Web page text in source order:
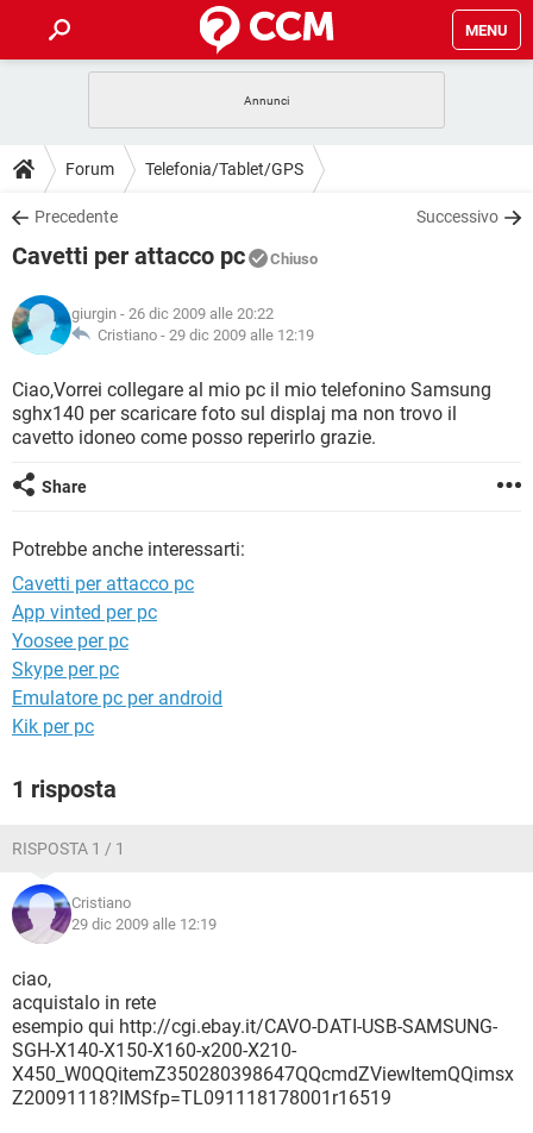
MENU
INTRATTENIMENTO ANDROID
iOS
INSTAGRAM WHATSAPP
TIKTOK
HARDWARE
GUIDE
COVID-19 GAMING
INSTAGRAM
TIKTOK
HARDWARE
DOWNLOAD
COVID-19 GAMING
INTRATTENIMENTO
iOS WINDOWS 10
INSTAGRAM WHATSAPP
TIKTOK FACEBOOK
COVID-19
INTRATTENIMENTO
iOS WINDOWS 10
INSTAGRAM WHATSAPP
TIKTOK
GLOSSARIO
COVID-19 GAMING
INTRATTENIMENTO ANDROID
INSTAGRAM
TIKTOK
HARDWARE
Forum Telefonia/Tablet/GPS
Precedente Successivo
Cavetti per attacco pc Chiuso
giurgin - 26 dic 2009 alle 20:22
Cristiano - 29 dic 2009 alle 12:19
Ciao,Vorrei collegare al mio pc il mio telefonino Samsung
sghx140 per scaricare foto sul displaj ma non trovo il
cavetto idoneo come posso reperirlo grazie.
Share
Potrebbe anche interessarti:
Cavetti per attacco pc
App vinted per pc
Yoosee per pc
Skype per pc
Emulatore pc per android
Kik per pc
1 risposta
RISPOSTA 1 / 1
Cristiano
29 dic 2009 alle 12:19
ciao,
acquistalo in rete
esempio qui http://cgi.ebay.it/CAVO-DATI-USB-SAMSUNG-
SGH-X140-X150-X160-x200-X210-
X450_W0QQitemZ350280398647QQcmdZViewItemQQimsx
Z20091118?IMSfp=TL091118178001r16519